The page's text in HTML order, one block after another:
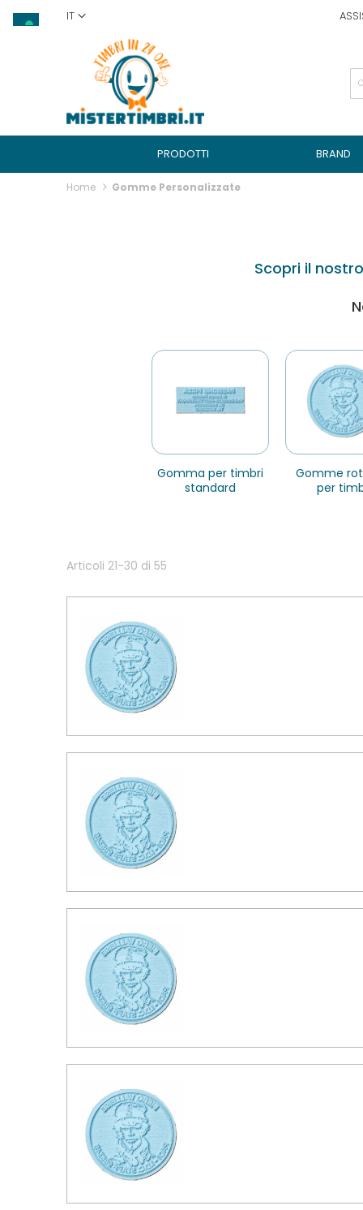
al
IT
PRODOTTI BRAND
Home Gomme Personalizzate
Scopri il
gomma per timbri
standard
gomme rotonde
per
Articoli 21-30 di 55